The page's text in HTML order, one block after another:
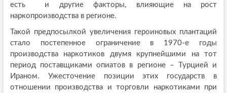
есть и другие факторы, влияющие на рост
наркопроизводства в регионе.
Такой предпосылкой увеличения героиновых плантаций
стало постепенное ограничение в 1970-е годы
производства наркотиков двумя крупнейшими на тот
период поставщиками опиатов в регионе – Турцией и
Ираном. Ужесточение позиции этих государств в
отношении производства и торговли наркотиками при